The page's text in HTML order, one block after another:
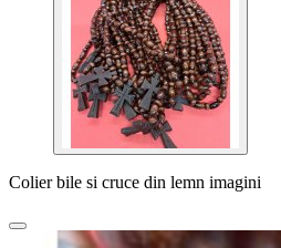
Colier bile si cruce din lemn imagini